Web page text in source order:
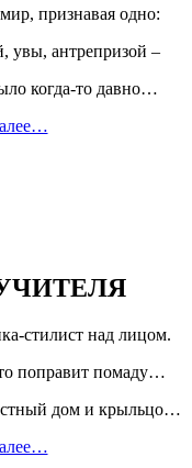
признавая одно:
увы, антрепризой –
когда-то давно…
стилист над лицом.
поправит помаду…
дом и крыльцо…